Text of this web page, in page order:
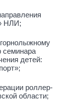
НЛИ;
семинара
детей:
роллер-
области;